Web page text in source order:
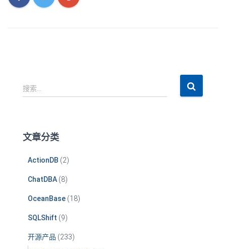
搜
索
搜索…
文章分类
ActionDB (2)
ChatDBA (8)
OceanBase (18)
SQLShift (9)
开源产品 (233)